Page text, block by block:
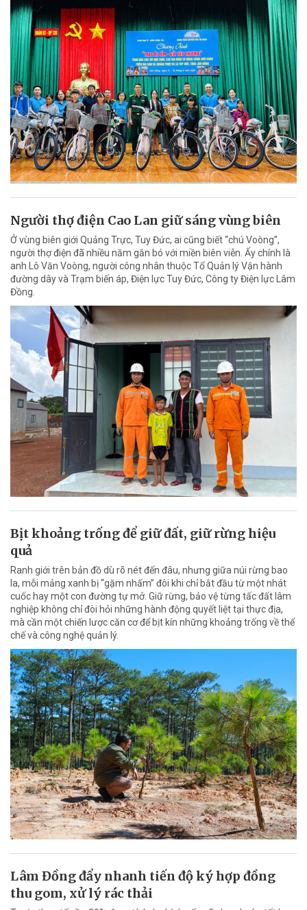
Người thợ điện Cao Lan giữ sáng vùng biên
Ở vùng biên giới Quảng Trực, Tuy Đức, ai cũng biết “chú Voòng”,
người thợ điện đã nhiều năm gắn bó với miền biên viễn. Ấy chính là
anh Lô Văn Voòng, người công nhân thuộc Tổ Quản lý Vận hành
đường dây và Trạm biến áp, Điện lực Tuy Đức, Công ty Điện lực Lâm
Đồng.
Bịt khoảng trống để giữ đất, giữ rừng hiệu
quả
Ranh giới trên bản đồ dù rõ nét đến đâu, nhưng giữa núi rừng bao
la, mỗi mảng xanh bị “gặm nhấm” đôi khi chỉ bắt đầu từ một nhát
cuốc hay một con đường tự mở. Giữ rừng, bảo vệ từng tấc đất lâm
nghiệp không chỉ đòi hỏi những hành động quyết liệt tại thực địa,
mà cần một chiến lược căn cơ để bịt kín những khoảng trống về thể
chế và công nghệ quản lý.
Lâm Đồng đẩy nhanh tiến độ ký hợp đồng
thu gom, xử lý rác thải